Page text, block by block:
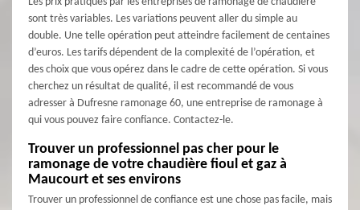
sont très variables. Les variations peuvent aller du simple au
double. Une telle opération peut atteindre facilement de centaines
d’euros. Les tarifs dépendent de la complexité de l’opération, et
des choix que vous opérez dans le cadre de cette opération. Si vous
cherchez un résultat de qualité, il est recommandé de vous
adresser à Dufresne ramonage 60, une entreprise de ramonage à
qui vous pouvez faire confiance. Contactez-le.
Trouver un professionnel pas cher pour le
ramonage de votre chaudière fioul et gaz à
Maucourt et ses environs
Trouver un professionnel de confiance est une chose pas facile, mais